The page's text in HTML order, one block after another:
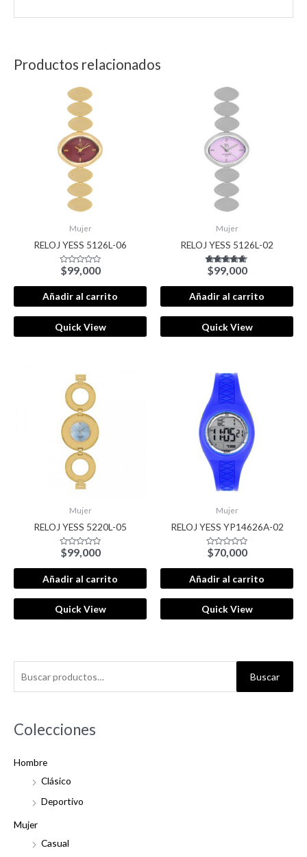
c
r
Buscar
Colecciones
Hombre
Clásico
Deportivo
Mujer
Casual
Productos relacionados
Mujer
RELOJ YESS 5126L-06
Valorado
con
0
de
5
$99,000
Añadir al carrito
Quick View
Mujer
RELOJ YESS 5126L-02
Valorado con
5.00
de 5
$99,000
Añadir al carrito
Quick View
Mujer
RELOJ YESS 5220L-05
Valorado
con
0
de
5
$99,000
Añadir al carrito
Quick View
Mujer
RELOJ YESS YP14626A-02
Valorado
con
0
de
5
$70,000
Añadir al carrito
Quick View